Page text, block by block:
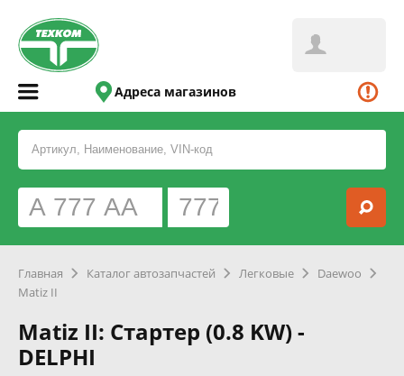
Адреса магазинов
Главная Каталог автозапчастей Легковые
Daewoo
Matiz II
Matiz II: Стартер (0.8 KW) -
DELPHI